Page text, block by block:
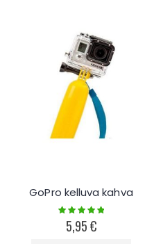
GoPro kelluva kahva
Rating:
100%
5,95 €